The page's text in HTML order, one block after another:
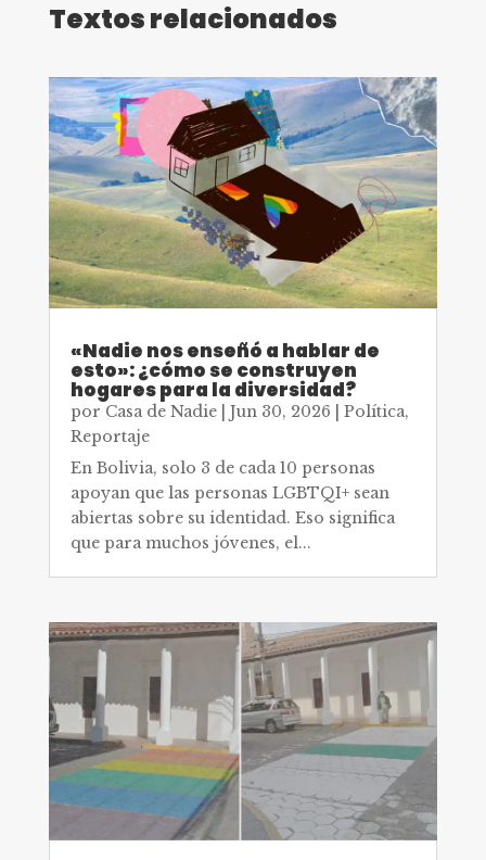
Textos relacionados
«Nadie nos enseñó a hablar de
esto»: ¿cómo se construyen
hogares para la diversidad?
por Casa de Nadie| Jun 30, 2026 Política,
Reportaje
En Bolivia, solo 3 de cada 10 personas
apoyan que las personas LGBTQI+ sean
abiertas sobre su identidad. Eso significa
que para muchos jóvenes, el...